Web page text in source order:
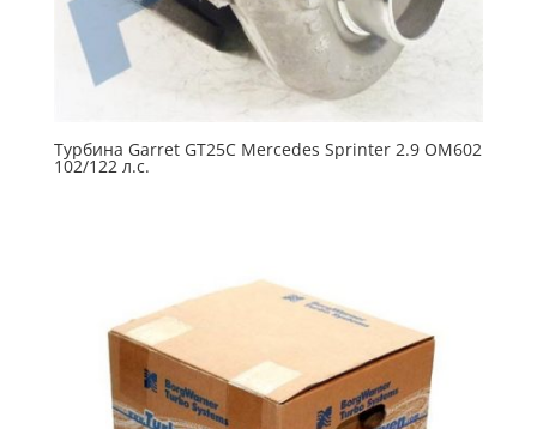
Турбина Garret GT25C Mercedes Sprinter 2.9 OM602
102/122 л.с.